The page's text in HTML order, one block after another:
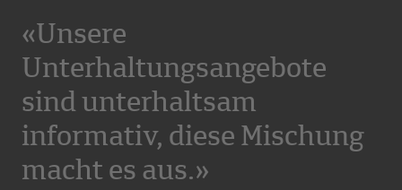
«Unsere
Unterhaltungsangebote
sind unterhaltsam
informativ, diese Mischung
macht es aus.»